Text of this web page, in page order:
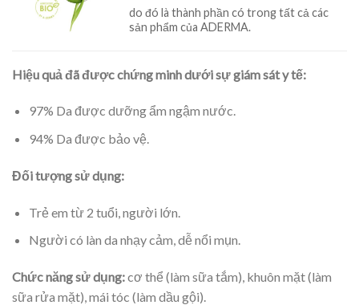
do đó là thành phần có trong tất cả các
sản phẩm của ADERMA.
Hiệu quả đã được chứng minh dưới sự giám sát y tế:
97% Da được dưỡng ẩm ngậm nước.
94% Da được bảo vệ.
Đối tượng sử dụng:
Trẻ em từ 2 tuổi, người lớn.
Người có làn da nhạy cảm, dễ nổi mụn.
Chức năng sử dụng:cơ thể (làm sữa tắm), khuôn mặt (làm
sữa rửa mặt), mái tóc (làm dầu gội).